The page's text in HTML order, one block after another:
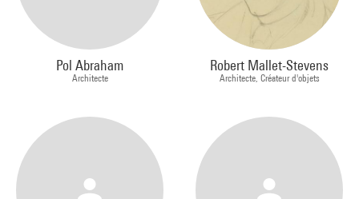
Pol Abraham
Architecte
Robert Mallet-Stevens
Architecte, Créateur d'objets